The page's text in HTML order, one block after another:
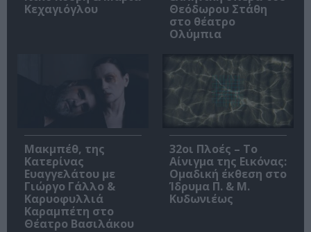
Κεχαγιόγλου
Θεόδωρου Στάθη
στο θέατρο
Ολύμπια
Μακμπέθ, της
Κατερίνας
Ευαγγελάτου με
Γιώργο Γάλλο &
Καρυοφυλλιά
Καραμπέτη στο
Θέατρο Βασιλάκου
32οι Πλοές – Το
Αίνιγμα της Εικόνας:
Ομαδική έκθεση στο
Ίδρυμα Π. & Μ.
Κυδωνιέως